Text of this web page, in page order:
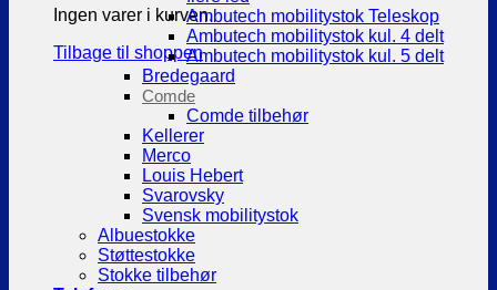
Ingen varer i kurven.
Tilbage til shoppen
Ambutech mobilitystok Teleskop
Ambutech mobilitystok kul. 4 delt
Ambutech mobilitystok kul. 5 delt
Bredegaard
Comde
Comde tilbehør
Kellerer
Merco
Louis Hebert
Svarovsky
Svensk mobilitystok
Albuestokke
Støttestokke
Stokke tilbehør